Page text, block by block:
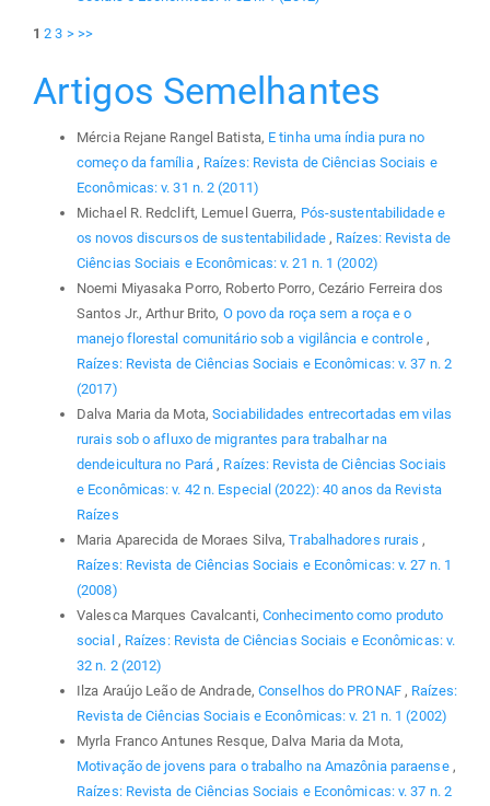
1 2 3 > >>
Artigos Semelhantes
Mércia Rejane Rangel Batista, E tinha uma índia pura no
começo da família , Raízes: Revista de Ciências Sociais e
Econômicas: v. 31 n. 2 (2011)
Michael R. Redclift, Lemuel Guerra, Pós-sustentabilidade e
os novos discursos de sustentabilidade , Raízes: Revista de
Ciências Sociais e Econômicas: v. 21 n. 1 (2002)
Noemi Miyasaka Porro, Roberto Porro, Cezário Ferreira dos
Santos Jr., Arthur Brito, O povo da roça sem a roça e o
manejo florestal comunitário sob a vigilância e controle ,
Raízes: Revista de Ciências Sociais e Econômicas: v. 37 n. 2
(2017)
Dalva Maria da Mota,Sociabilidades entrecortadas em vilas
rurais sob o afluxo de migrantes para trabalhar na
dendeicultura no Pará , Raízes: Revista de Ciências Sociais
e Econômicas: v. 42 n. Especial (2022): 40 anos da Revista
Raízes
Maria Aparecida de Moraes Silva,Trabalhadores rurais ,
Raízes: Revista de Ciências Sociais e Econômicas: v. 27 n. 1
(2008)
Valesca Marques Cavalcanti, Conhecimento como produto
social , Raízes: Revista de Ciências Sociais e Econômicas: v.
32 n. 2 (2012)
Ilza Araújo Leão de Andrade, Conselhos do PRONAF , Raízes:
Revista de Ciências Sociais e Econômicas: v. 21 n. 1 (2002)
Myrla Franco Antunes Resque, Dalva Maria da Mota,
Motivação de jovens para o trabalho na Amazônia paraense ,
Raízes: Revista de Ciências Sociais e Econômicas: v. 37 n. 2